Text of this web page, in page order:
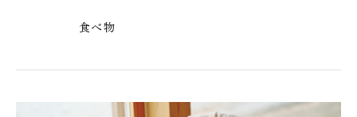
食べ物